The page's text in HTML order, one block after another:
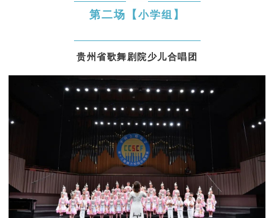
第二场【 小学组 】
贵州省歌舞剧院少儿合唱团